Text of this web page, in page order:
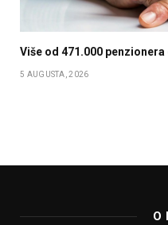
Više od 471.000
5 AUGUSTA, 2026
O